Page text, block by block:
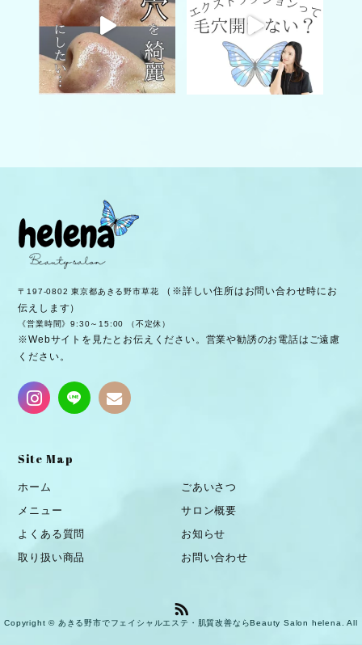
〒197-0802 東京都あきる野市草花
（※詳しい住所はお問い合わせ時にお
伝えします）
《営業時間》9:30～15:00 （不定休）
※Webサイトを見たとお伝えください。営業や勧誘のお電話はご遠慮
ください。
Site Map
ホーム
メニュー
よくある質問
取り扱い商品
ごあいさつ
サロン概要
お知らせ
お問い合わせ
Copyright © あきる野市でフェイシャルエステ・肌質改善ならBeauty Salon helena. All